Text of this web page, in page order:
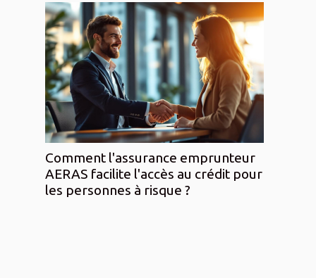
Comment l'assurance emprunteur
AERAS facilite l'accès au crédit pour
les personnes à risque ?